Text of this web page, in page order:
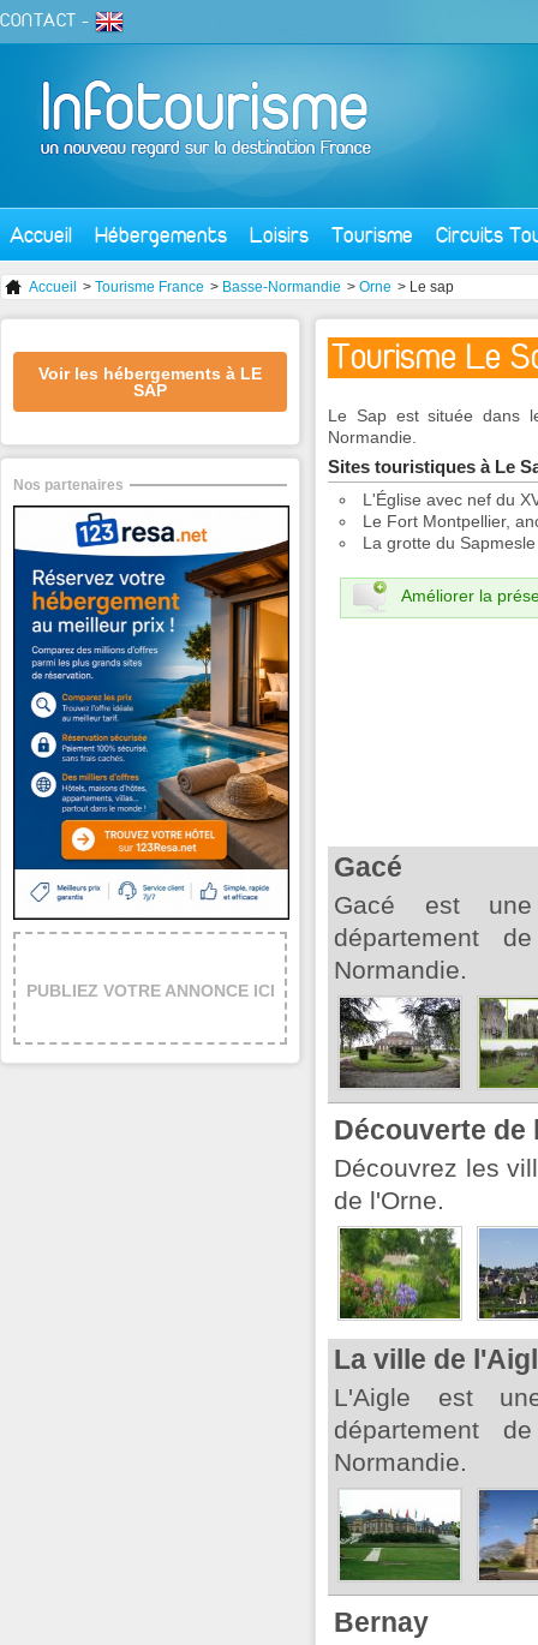
CONTACT -
Accueil Hébergements Loisirs Tourisme Circuits
Accueil > Tourisme France > Basse-Normandie > Orne > Le sap
Tourisme Le
Le Sap est située dans
Normandie.
Sites touristiques à Le
L'Église avec nef du
Le Fort Montpellier,
La grotte du Sapmesle
Améliorer la
Gacé
Gacé est
département
Normandie.
Découverte de
Découvrez les
de l'Orne.
La ville de
L'Aigle est
département
Normandie.
Bernay
Voir les hébergements à LE
SAP
Nos partenaires
PUBLIEZ VOTRE ANNONCE ICI